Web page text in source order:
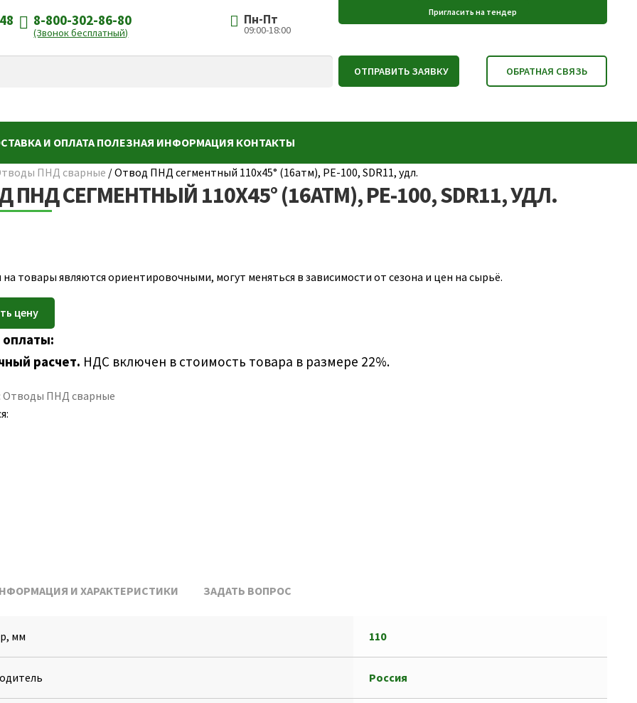
8-800-302-86-80
(Звонок бесплатный)
Пн-Пт
09:00-18:00
И ОПЛАТА ПОЛЕЗНАЯ ИНФОРМАЦИЯ КОНТАКТЫ
ПНД сварные /Отвод ПНД сегментный 110х45° (16атм), РЕ-100, SDR11, удл.
ПНД СЕГМЕНТНЫЙ 110Х45° (16АТМ), РЕ-100, SDR11, УДЛ.
товары являются ориентировочными, могут меняться в зависимости от сезона и цен на сырьё.
расчет. НДС включен в стоимость товара в размере 22%.
Отводы ПНД сварные
И ХАРАКТЕРИСТИКИ ЗАДАТЬ ВОПРОС
мм 110
Россия